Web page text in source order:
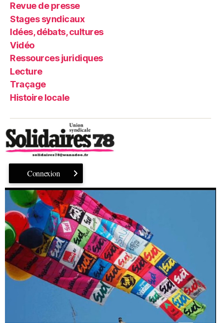
Revue de presse
Stages syndicaux
Idées, débats, cultures
Vidéo
Ressources juridiques
Lecture
Traçage
Histoire locale
Connexion